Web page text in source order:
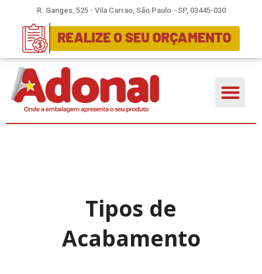
R. Ganges, 525 - Vila Carrao, São Paulo - SP, 03445-030
Tipos de
Acabamento